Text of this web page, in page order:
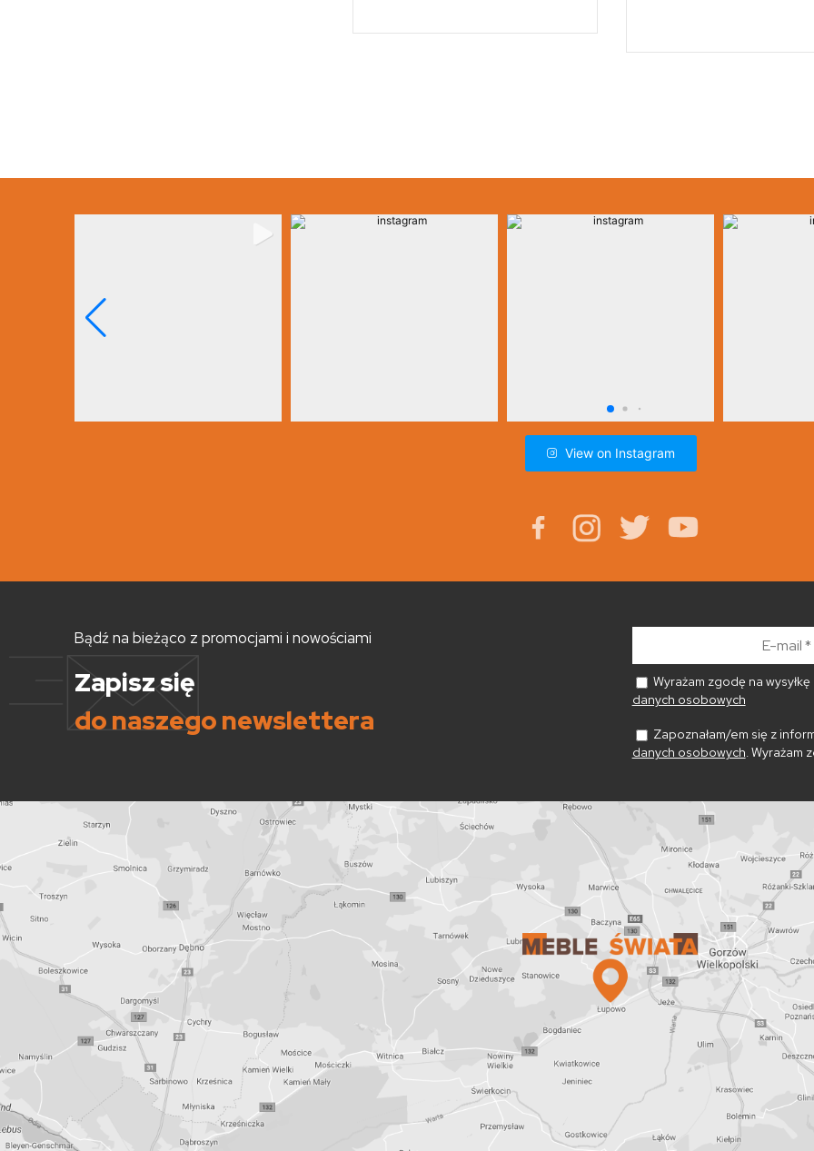
View on Instagram
Bądź na bieżąco z promocjami i nowościami
Zapisz się
do naszego newslettera
*
Wyrażam zgodę na
danych osobowych
Zapoznałam/em się z
danych osobowych. Wyrażam